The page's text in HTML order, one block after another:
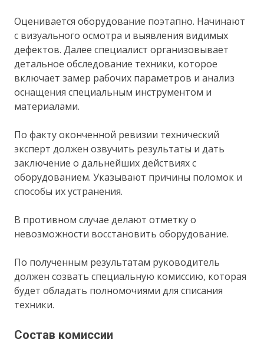
Оценивается оборудование поэтапно. Начинают
с визуального осмотра и выявления видимых
дефектов. Далее специалист организовывает
детальное обследование техники, которое
включает замер рабочих параметров и анализ
оснащения специальным инструментом и
материалами.
По факту оконченной ревизии технический
эксперт должен озвучить результаты и дать
заключение о дальнейших действиях с
оборудованием. Указывают причины поломок и
способы их устранения.
В противном случае делают отметку о
невозможности восстановить оборудование.
По полученным результатам руководитель
должен созвать специальную комиссию, которая
будет обладать полномочиями для списания
техники.
Состав комиссии